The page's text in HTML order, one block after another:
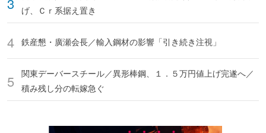
げ、Ｃｒ系据え置き
鉄産懇・廣瀬会長／輸入鋼材の影響「引き続き注視」
関東デーバースチール／異形棒鋼、１．５万円値上げ完遂へ／
積み残し分の転嫁急ぐ